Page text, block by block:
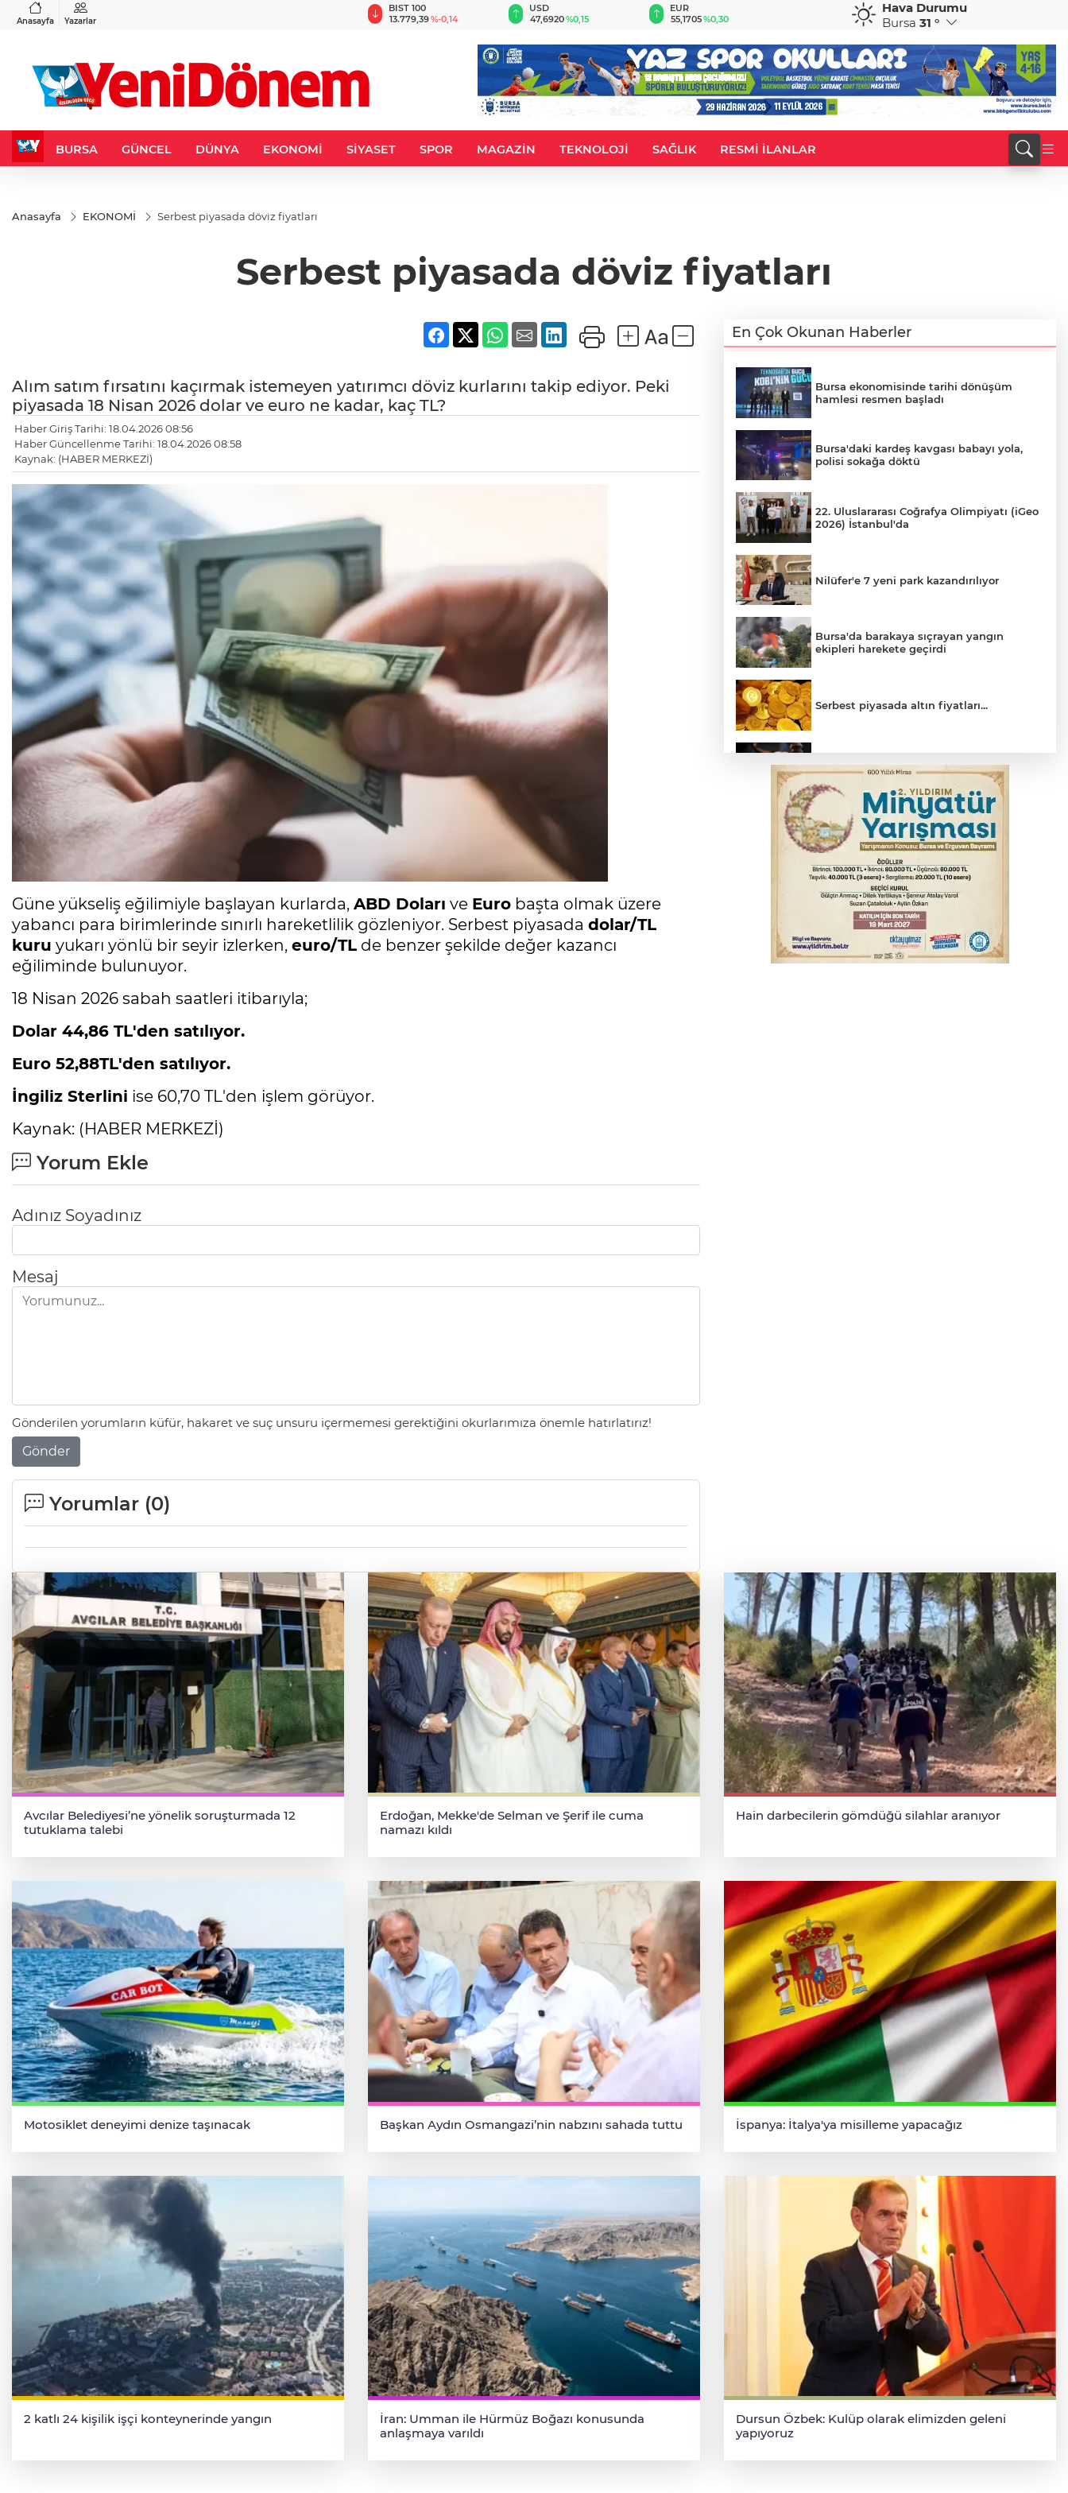
Anasayfa Yazarlar
%-0,22
BIST 100
13.779,39%-0,14
USD
47,6920%0,15
EUR
55,1705%0,30 %0,38
CHF
59,0407
Hava Durumu
Bursa 31 °
BURSA GÜNCEL DÜNYA EKONOMİ SİYASET SPOR MAGAZİN TEKNOLOJİ SAĞLIK RESMİ İLANLAR
Anasayfa EKONOMİ Serbest piyasada döviz fiyatları
Serbest piyasada döviz fiyatları
Alım satım fırsatını kaçırmak istemeyen yatırımcı döviz kurlarını takip ediyor. Peki
piyasada 18 Nisan 2026 dolar ve euro ne kadar, kaç TL?
Haber Giriş Tarihi: 18.04.2026 08:56
Haber Güncellenme Tarihi: 18.04.2026 08:58
Kaynak: (HABER MERKEZİ)
Güne yükseliş eğilimiyle başlayan kurlarda, ABD Doları ve Euro başta olmak üzere
yabancı para birimlerinde sınırlı hareketlilik gözleniyor. Serbest piyasada dolar/TL
kuru yukarı yönlü bir seyir izlerken, euro/TL de benzer şekilde değer kazancı
eğiliminde bulunuyor.
18 Nisan 2026 sabah saatleri itibarıyla;
Dolar 44,86 TL'den satılıyor.
Euro 52,88TL'den satılıyor.
İngiliz Sterlini ise 60,70 TL'den işlem görüyor.
Kaynak: (HABER MERKEZİ)
Yorum Ekle
Adınız Soyadınız
Mesaj
Gönderilen yorumların küfür, hakaret ve suç unsuru içermemesi gerektiğini okurlarımıza önemle hatırlatırız!
Gönder
Yorumlar (0)
En Çok Okunan Haberler
Bursa ekonomisinde tarihi dönüşüm
hamlesi resmen başladı
Bursa'daki kardeş kavgası babayı yola,
polisi sokağa döktü
22. Uluslararası Coğrafya Olimpiyatı (iGeo
2026) İstanbul'da
Nilüfer'e 7 yeni park kazandırılıyor
Bursa'da barakaya sıçrayan yangın
ekipleri harekete geçirdi
Serbest piyasada altın fiyatları...
Yargıtay’dan primle çalışanlara müjde
Bursa’da bugün hava nasıl olacak?
Osmangazi’de iş arayanlara destek
TOFAŞ Basketbol'da sağlık kontrolleri
başladı
Avcılar Belediyesi’ne yönelik soruşturmada 12
tutuklama talebi
Erdoğan, Mekke'de Selman ve Şerif ile cuma
namazı kıldı
Hain darbecilerin gömdüğü silahlar aranıyor
Motosiklet deneyimi denize taşınacak Başkan Aydın Osmangazi’nin nabzını sahada tuttu İspanya: İtalya'ya misilleme yapacağız
2 katlı 24 kişilik işçi konteynerinde yangın
İran: Umman ile Hürmüz Boğazı konusunda
anlaşmaya varıldı
Dursun Özbek: Kulüp olarak elimizden geleni
yapıyoruz